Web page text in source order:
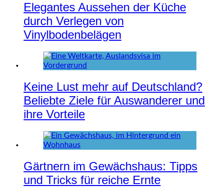
Elegantes Aussehen der Küche
durch Verlegen von
Vinylbodenbelägen
Keine Lust mehr auf Deutschland?
Beliebte Ziele für Auswanderer und
ihre Vorteile
Gärtnern im Gewächshaus: Tipps
und Tricks für reiche Ernte